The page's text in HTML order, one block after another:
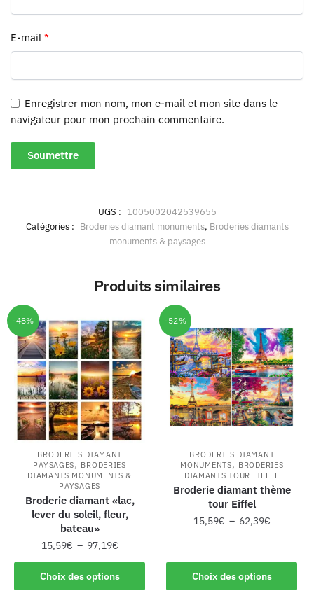
E-mail *
Enregistrer mon nom, mon e-mail et mon site dans le
navigateur pour mon prochain commentaire.
UGS : 1005002042539655
Catégories : Broderies diamant monuments, Broderies diamants
monuments & paysages
Produits similaires
-48%
BRODERIES DIAMANT
PAYSAGES, BRODERIES
DIAMANTS MONUMENTS &
PAYSAGES
Broderie diamant «lac,
lever du soleil, fleur,
bateau»
15,59€ – 97,19€
Choix des options
-52%
BRODERIES DIAMANT
MONUMENTS, BRODERIES
DIAMANTS TOUR EIFFEL
Broderie diamant thème
tour Eiffel
15,59€ – 62,39€
Choix des options